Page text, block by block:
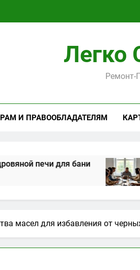
Как проходит
Виртуальная платёжная
Легко
Ремонт-
И ПРАВООБЛАДАТЕЛЯМ
для бани Как
1 Месяц
масел для избавления от